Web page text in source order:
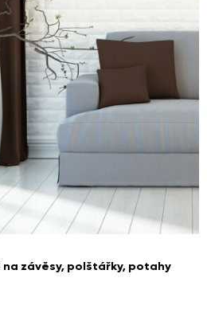
na závěsy, polštářky, potahy